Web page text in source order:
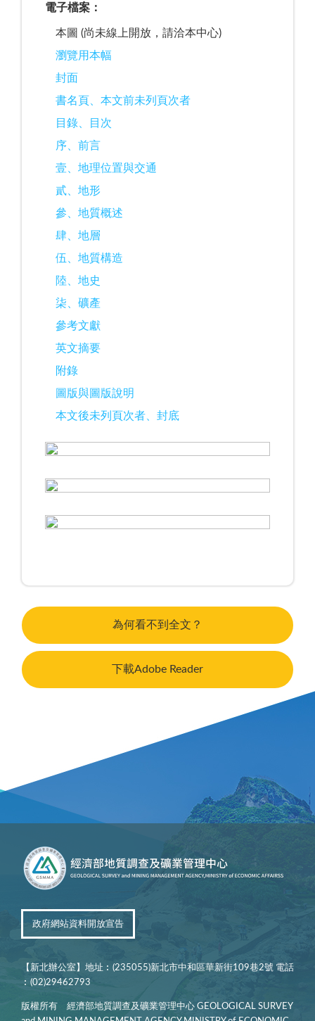
電子檔案：
本圖 (尚未線上開放，請洽本中心)
瀏覽用本幅
封面
書名頁、本文前未列頁次者
目錄、目次
序、前言
壹、地理位置與交通
貳、地形
參、地質概述
肆、地層
伍、地質構造
陸、地史
柒、礦產
參考文獻
英文摘要
附錄
圖版與圖版說明
本文後未列頁次者、封底
為何看不到全文？
下載Adobe Reader
政府網站資料開放宣告
【新北辦公室】地址︰(235055)新北市中和區華新街109巷2號 電話
︰(02)29462793
版權所有 經濟部地質調查及礦業管理中心 GEOLOGICAL SURVEY